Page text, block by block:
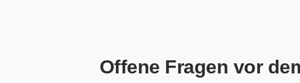
Offene Fragen vor